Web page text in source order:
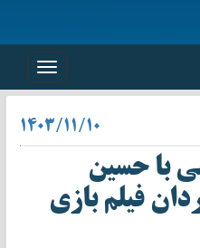
Toggle
۱۴۰۳/۱۱/۱۰
با حسین
فیلم بازی